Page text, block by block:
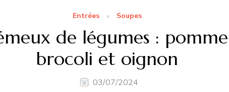
Entrées Soupes
de légumes :
brocoli et oignon
03/07/2024